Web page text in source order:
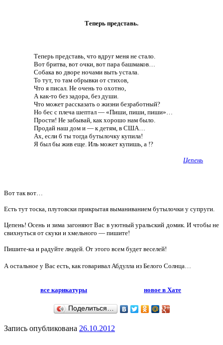
Теперь представь.
Теперь представь, что вдруг меня не стало.
Вот бритва, вот очки, вот пара башмаков…
Собака во дворе ночами выть устала.
То тут, то там обрывки от стихов,
Что я писал. Не очень то охотно,
А как-то без задора, без души.
Что может рассказать о жизни безработный?
Но бес с плеча шептал — «Пиши, пиши, пиши»…
Прости! Не забывай, как хорошо нам было.
Продай наш дом и — к детям, в США…
Ах, если б ты тогда бутылочку купила!
Я был бы жив еще. Иль может купишь, а !?
Цепень
Вот так вот…
Есть тут тоска, плутовски прикрытая выманиванием бутылочки у супруги.
Цепень! Осень и зима загоняют Вас в уютный уральский домик. И чтобы не
свихнуться от скуки и хмельного — пишите!
Пишите-ка и радуйте людей. От этого всем будет веселей!
А остальное у Вас есть, как говаривал Абдулла из Белого Солнца…
все карикатуры новое в Хате
Поделиться…
Запись опубликована 26.10.2012